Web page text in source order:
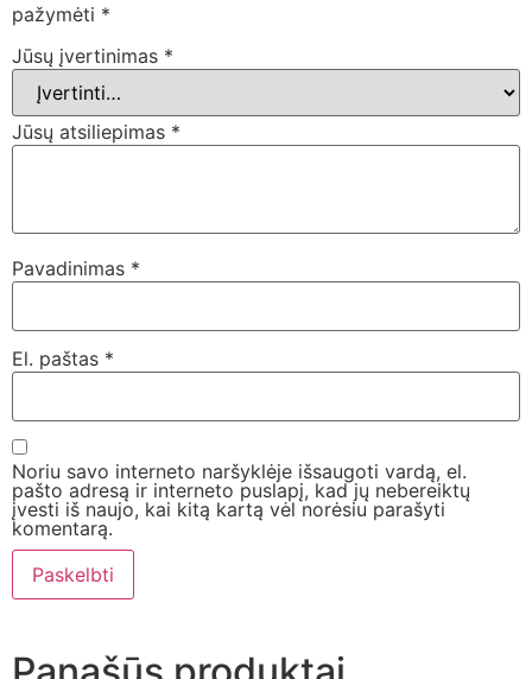
pažymėti *
Jūsų įvertinimas *
Jūsų atsiliepimas *
Pavadinimas *
El. paštas *
Noriu savo interneto naršyklėje išsaugoti vardą, el.
pašto adresą ir interneto puslapį, kad jų nebereiktų
įvesti iš naujo, kai kitą kartą vėl norėsiu parašyti
komentarą.